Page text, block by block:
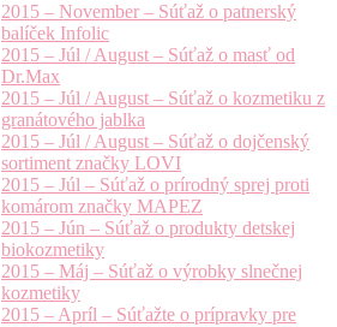
2015 – November – Súťaž o patnerský
balíček Infolic
2015 – Júl / August – Súťaž o masť od
Dr.Max
2015 – Júl / August – Súťaž o kozmetiku z
granátového jablka
2015 – Júl / August – Súťaž o dojčenský
sortiment značky LOVI
2015 – Júl – Súťaž o prírodný sprej proti
komárom značky MAPEZ
2015 – Jún – Súťaž o produkty detskej
biokozmetiky
2015 – Máj – Súťaž o výrobky slnečnej
kozmetiky
2015 – Apríl – Súťažte o prípravky pre